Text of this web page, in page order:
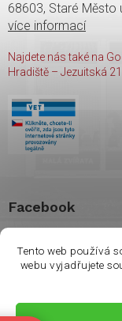
Tento web používá
webu vyjadřujete
68603, Staré Město
více informací
Najdete nás také na
Hradiště – Jezuitská
Facebook
Copyright 2026